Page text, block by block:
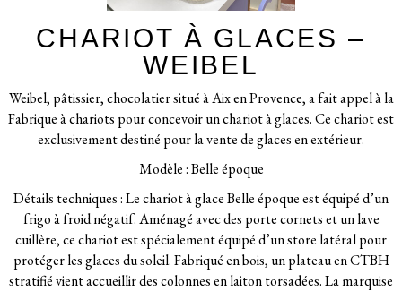
CHARIOT À GLACES –
WEIBEL
Weibel, pâtissier, chocolatier situé à Aix en Provence, a fait appel à la
Fabrique à chariots pour concevoir un chariot à glaces. Ce chariot est
exclusivement destiné pour la vente de glaces en extérieur.
Modèle : Belle époque
Détails techniques : Le chariot à glace Belle époque est équipé d’un
frigo à froid négatif. Aménagé avec des porte cornets et un lave
cuillère, ce chariot est spécialement équipé d’un store latéral pour
protéger les glaces du soleil. Fabriqué en bois, un plateau en CTBH
stratifié vient accueillir des colonnes en laiton torsadées. La marquise